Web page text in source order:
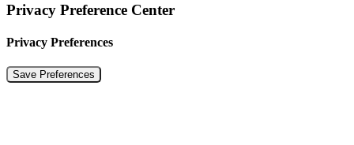
Privacy Preference Center
Privacy Preferences